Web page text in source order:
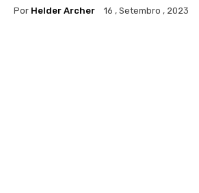
Por Helder Archer 16 , Setembro , 2023